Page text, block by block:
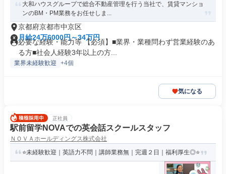
大和ハウスグループで総合不動産管理を行う当社で、賃貸マンショ
ンのBM・PM業務をお任せしま...
京都府京都市中京区
月給24万6000円～34万円
必要な経験・能力等 【必須】■業界・業種問わず営業経験のあ
る方■社会人経験3年以上の方...
業界未経験歓迎 +4個
気になる
正社員
駅前留学NOVAでの英会話スクールスタッフ
ＮＯＶＡホールディングス株式会社
⭐未経験歓迎｜英語力不問｜講師業務無｜完週２日｜福利厚生◎⭐